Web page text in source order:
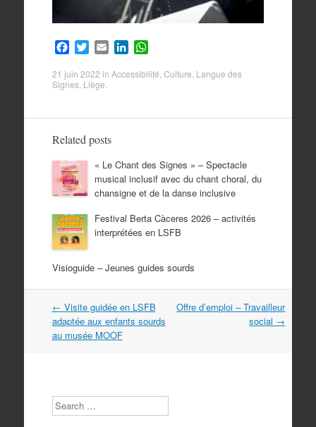
F
c
e
o
k
T
i
t
e
E
a
L
n
d
W
a
A
21 juin 2022 in Accessibilité Culture Langue des
Signes, Liège
Related posts
« Le Chant des Signes » – Spectacle
musical inclusif avec du chant choral, du
chansigne et de la danse inclusive
Festival Berta Càceres 2026 – activités
interprétées en LSFB
Visioguide – Jeunes guides sourds
Post
navigation
← Visite guidée en LSFB
adaptée aux enfants sourds
au musée MOOF
Offre d’emploi – Travailleur
social →
Search